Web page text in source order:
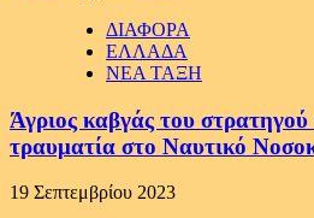
ΔΙΑΦΟΡΑ
ΕΛΛΑΔΑ
ΝΕΑ ΤΑΞΗ
Άγριος καβγάς του
τραυματία στο Ναυτικό
19 Σεπτεμβρίου 2023